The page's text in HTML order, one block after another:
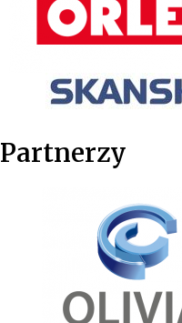
Partnerzy